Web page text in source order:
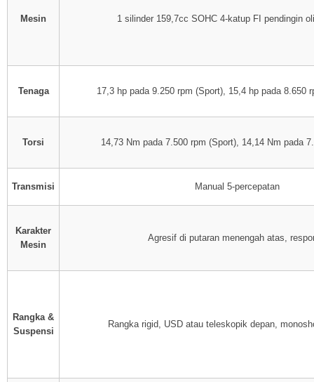
Mesin 1 silinder 159,7cc SOHC 4-katup FI pendingin
Tenaga 17,3 hp pada 9.250 rpm (Sport), 15,4 hp pada 8.650
Torsi 14,73 Nm pada 7.500 rpm (Sport), 14,14 Nm pada
Transmisi Manual 5-percepatan
Karakter
Mesin
Agresif di putaran menengah atas,
Rangka &
Suspensi
Rangka rigid, USD atau teleskopik depan,